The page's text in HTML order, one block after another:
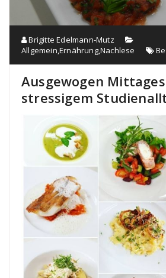
Brigitte Edelmann-Mutz
Allgemein,Ernährung,Nachlese
Ausgewogen
stressigem